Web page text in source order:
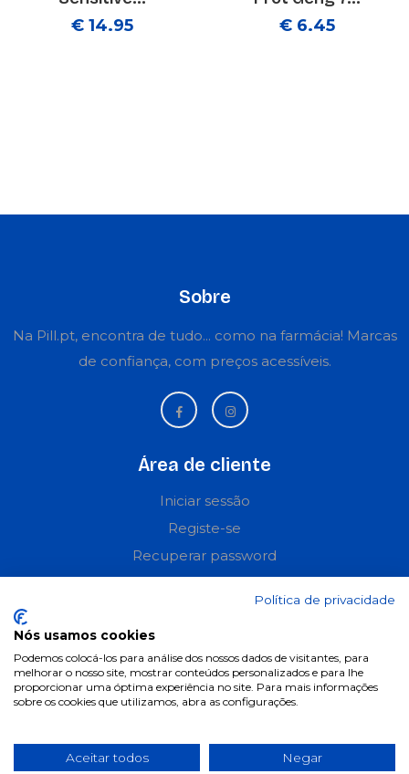
€ 14.95
€ 6.45
Sobre
Na Pill.pt, encontra de tudo... como na farmácia! Marcas
de confiança, com preços acessíveis.
Área de cliente
Iniciar sessão
Registe-se
Recuperar password
Perguntas frequentes
Informações
Termos & Condições
Política de privacidade
Condições de campanhas
Política de privacidade
Nós usamos cookies
Podemos colocá-los para análise dos nossos dados de visitantes, para
melhorar o nosso site, mostrar conteúdos personalizados e para lhe
proporcionar uma óptima experiência no site. Para mais informações
sobre os cookies que utilizamos, abra as configurações.
Aceitar todos Negar